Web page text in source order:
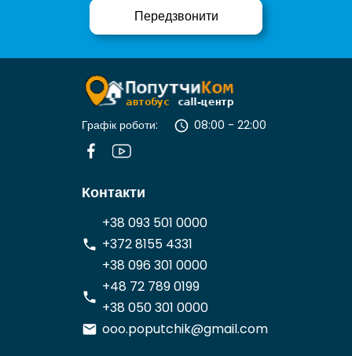
Графік роботи: 08:00 - 22:00
Контакти
+38 093 501 0000
+372 8155 4331
+38 096 301 0000
+48 72 789 0199
+38 050 301 0000
ooo.poputchik@gmail.com